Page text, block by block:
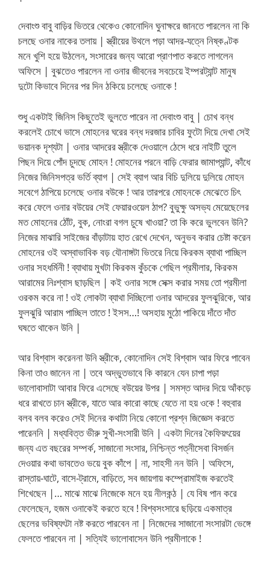
দেবাংশু বাবু বাড়ির ভিতরে থেকেও কোনোদিন ঘুনাক্ষরে জানতে পারলেন না কি
চলছে ওনার নাকের তলায় | স্ত্রীয়ের উথলে পড়া আদর-যত্নে নিষ্কণ্টক
মনে খুশি হয়ে উঠলেন, সংসারের জন্য আরো প্রাণপাত করতে লাগলেন
অফিসে | বুঝতেও পারলেন না ওনার জীবনের সবচেয়ে ইম্পরট্যান্ট মানুষ
দুটো কিভাবে দিনের পর দিন ঠকিয়ে চলেছে ওনাকে !
শুধু একটাই জিনিস কিছুতেই ভুলতে পারেন না দেবাংশু বাবু | চোখ বন্ধ
করলেই চোখে ভাসে মোহনের ঘরের বন্ধ দরজার চাবির ফুটো দিয়ে দেখা সেই
ভয়ানক দৃশ্যটা | ওনার আদরের স্ত্রীকে দেওয়ালে ঠেসে ধরে নাইটি তুলে
পিছন দিয়ে পোঁদ চুদছে মোহন ! মোহনের পরনে বাড়ি ফেরার জামাপ্যান্ট, কাঁধে
নিজের জিনিসপত্র ভর্তি ব্যাগ | সেই ব্যাগ আর বিচি দুলিয়ে দুলিয়ে মোহন
সবেগে ঠাপিয়ে চলেছে ওনার বউকে ! আর তারপরে মোহনকে মেঝেতে চিৎ
করে ফেলে ওনার বউয়ের সেই ফেয়ারওয়েল ঠাপ? বুভুক্ষু অসভ্য মেয়েছেলের
মত মোহনের ঠোঁট, বুক, নোংরা বগল চুষে খাওয়া? তা কি করে ভুলবেন উনি?
নিজের মাঝারি সাইজের বাঁড়াটায় হাত রেখে দেখেন, অনুভব করার চেষ্টা করেন
মোহনের ওই অস্বাভাবিক বড় যৌনাঙ্গটা ভিতরে নিয়ে কিরকম ব্যাথা পাচ্ছিল
ওনার সহধর্মিনী ! ব্যাথায় মুখটা কিরকম কুঁচকে গেছিল প্রমীলার, কিরকম
আরামের নিঃশ্বাস ছাড়ছিল | কই ওনার সঙ্গে সেক্স করার সময় তো প্রমীলা
ওরকম করে না ! ওই লোকটা ব্যাথা দিচ্ছিলো ওনার আদরের ফুলঝুরিকে, আর
ফুলঝুরি আরাম পাচ্ছিল তাতে ! ইসস…! অসহায় মুঠো পাকিয়ে দাঁতে দাঁত
ঘষতে থাকেন উনি |
আর বিশ্বাস করেননা উনি স্ত্রীকে, কোনোদিন সেই বিশ্বাস আর ফিরে পাবেন
কিনা তাও জানেন না | তবে অদ্ভুতভাবে কি কারনে যেন চাপা পড়া
ভালোবাসাটা আবার ফিরে এসেছে বউয়ের উপর | সমস্ত আদর দিয়ে আঁকড়ে
ধরে রাখতে চান স্ত্রীকে, যাতে আর কারো কাছে যেতে না হয় ওকে ! বহুবার
বলব বলব করেও সেই দিনের কথাটা নিয়ে কোনো প্রশ্ন জিজ্ঞেস করতে
পারেননি | মধ্যবিত্ত ভীরু সুখী-সংসারী উনি | একটা দিনের কৈফিয়ৎয়ের
জন্য এত বছরের সম্পর্ক, সাজানো সংসার, নিশ্চিন্ত পত্নীসেবা বিসর্জন
দেওয়ার কথা ভাবতেও ভয়ে বুক কাঁপে | না, সাহসী নন উনি | অফিসে,
রাস্তায়-ঘাটে, বাসে-ট্রামে, বাড়িতে, সব জায়গায় কম্প্রোমাইজ করতেই
শিখেছেন |… মাঝে মাঝে নিজেকে মনে হয় নীলকন্ঠ | যে বিষ পান করে
ফেলেছেন, হজম ওনাকেই করতে হবে ! বিশ্বসংসারে ছড়িয়ে একমাত্র
ছেলের ভবিষ্যৎটা নষ্ট করতে পারবেন না | নিজেদের সাজানো সংসারটা ভেঙ্গে
ফেলতে পারবেন না | সত্যিই ভালোবাসেন উনি প্রমীলাকে !